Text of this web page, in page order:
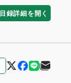
目録詳細を開く